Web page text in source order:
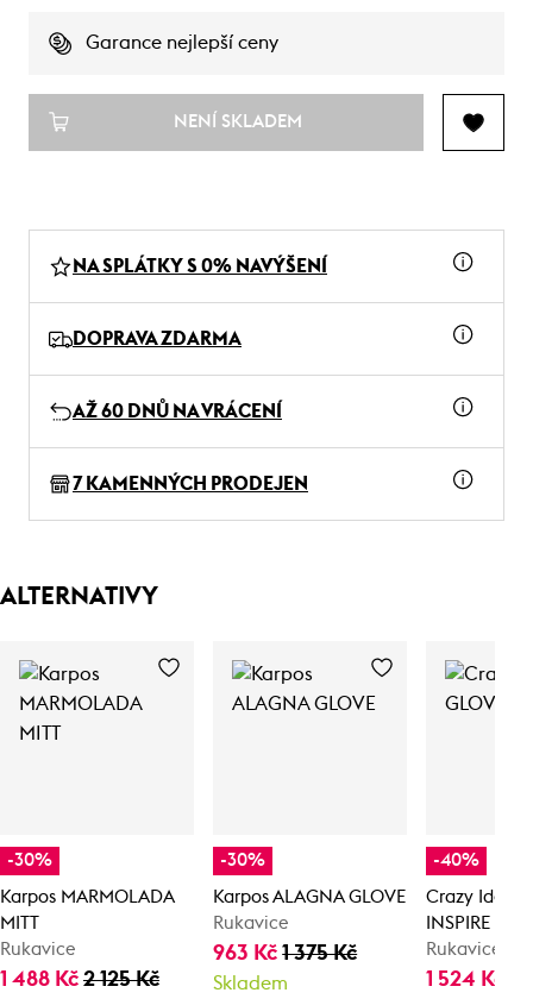
Garance nejlepší ceny
NENÍ SKLADEM
NA SPLÁTKY S 0% NAVÝŠENÍ
DOPRAVA ZDARMA
AŽ 60 DNŮ NA VRÁCENÍ
7 KAMENNÝCH PRODEJEN
ALTERNATIVY
-30%
Karpos MARMOLADA
MITT
Rukavice
1 488 Kč 2 125 Kč
-30%
Karpos ALAGNA GLOVE
Rukavice
963 Kč1 375 Kč
Skladem
-40%
Crazy Idea
INSPIRE
Rukavice
1 524 Kč